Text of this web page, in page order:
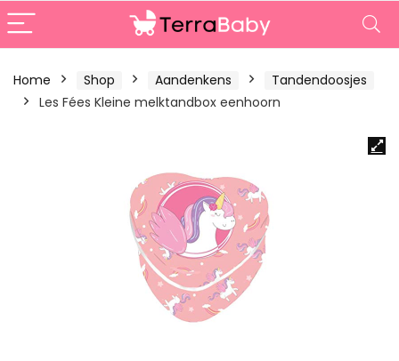
Home Shop Aandenkens
Tandendoosjes
Les Fées Kleine melktandbox eenhoorn